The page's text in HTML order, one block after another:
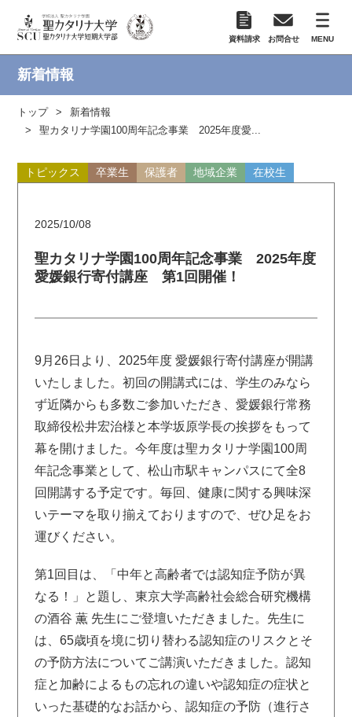
資料請求 お問合せ MENU
新着情報
トップ
新着情報
聖カタリナ学園100周年記念事業 2025年度愛...
トピックス 卒業生 保護者 地域企業 在校生
2025/10/08
聖カタリナ学園100周年記念事業 2025年度
愛媛銀行寄付講座 第1回開催！
9月26日より、2025年度 愛媛銀行寄付講座が開講
いたしました。初回の開講式には、学生のみなら
ず近隣からも多数ご参加いただき、愛媛銀行常務
取締役松井宏治様と本学坂原学長の挨拶をもって
幕を開けました。今年度は聖カタリナ学園100周
年記念事業として、松山市駅キャンパスにて全8
回開講する予定です。毎回、健康に関する興味深
いテーマを取り揃えておりますので、ぜひ足をお
運びください。
第1回目は、「中年と高齢者では認知症予防が異
なる！」と題し、東京大学高齢社会総合研究機構
の酒谷 薫 先生にご登壇いただきました。先生に
は、65歳頃を境に切り替わる認知症のリスクとそ
の予防方法についてご講演いただきました。認知
症と加齢によるもの忘れの違いや認知症の症状と
いった基礎的なお話から、認知症の予防（進行さ